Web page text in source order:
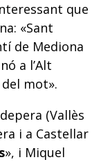
que
«Sant
de Mediona
a l’Alt
del mot».
(Vallès
i a Castellar
», i Miquel